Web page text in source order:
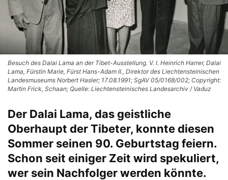
Besuch des Dalai Lama an der Tibet-Ausstellung. V. l. Heinrich Harrer, Dalai
Lama, Fürstin Marie, Fürst Hans-Adam II., Direktor des Liechtensteinischen
Landesmuseums Norbert Hasler; 17.08.1991; SgAV 05/0168/002; Copyright:
Martin Frick, Schaan; Quelle: Liechtensteinisches Landesarchiv / Vaduz
Der Dalai Lama, das geistliche
Oberhaupt der Tibeter, konnte diesen
Sommer seinen 90. Geburtstag feiern.
Schon seit einiger Zeit wird spekuliert,
wer sein Nachfolger werden könnte.